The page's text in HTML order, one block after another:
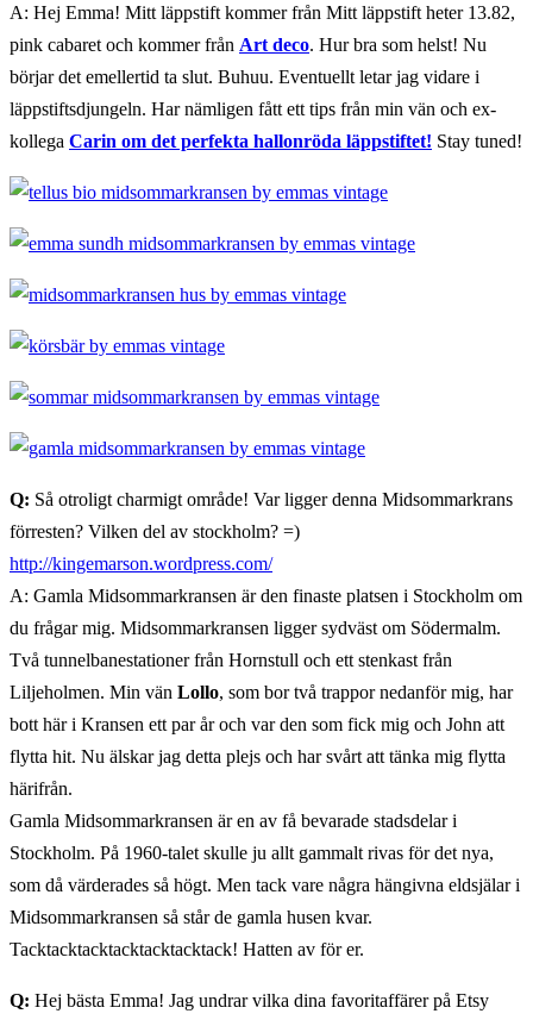
A: Hej Emma! Mitt läppstift kommer från Mitt läppstift heter 13.82,
pink cabaret och kommer från Art deco. Hur bra som helst! Nu
börjar det emellertid ta slut. Buhuu. Eventuellt letar jag vidare i
läppstiftsdjungeln. Har nämligen fått ett tips från min vän och ex-
kollega Carin om det perfekta hallonröda läppstiftet! Stay tuned!
Q: Så otroligt charmigt område! Var ligger denna Midsommarkrans
förresten? Vilken del av stockholm? =)
http://kingemarson.wordpress.com/
A: Gamla Midsommarkransen är den finaste platsen i Stockholm om
du frågar mig. Midsommarkransen ligger sydväst om Södermalm.
Två tunnelbanestationer från Hornstull och ett stenkast från
Liljeholmen. Min vän Lollo, som bor två trappor nedanför mig, har
bott här i Kransen ett par år och var den som fick mig och John att
flytta hit. Nu älskar jag detta plejs och har svårt att tänka mig flytta
härifrån.
Gamla Midsommarkransen är en av få bevarade stadsdelar i
Stockholm. På 1960-talet skulle ju allt gammalt rivas för det nya,
som då värderades så högt. Men tack vare några hängivna eldsjälar i
Midsommarkransen så står de gamla husen kvar.
Tacktacktacktacktacktacktack! Hatten av för er.
Q: Hej bästa Emma! Jag undrar vilka dina favoritaffärer på Etsy